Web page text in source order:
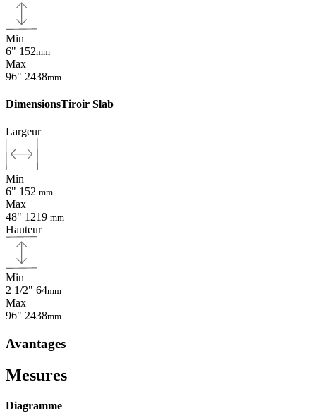
Min
6" 152mm
Max
96" 2438mm
DimensionsTiroir Slab
Largeur
Min
6" 152 mm
Max
48" 1219 mm
Hauteur
Min
2 1/2" 64mm
Max
96" 2438mm
Avantages
Mesures
Diagramme